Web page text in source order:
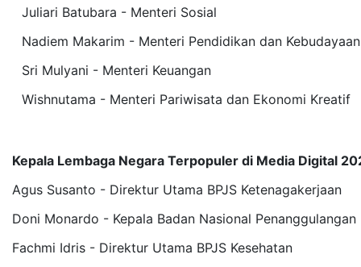
Juliari Batubara - Menteri Sosial
Nadiem Makarim - Menteri Pendidikan dan Kebudayaan
Sri Mulyani - Menteri Keuangan
Wishnutama - Menteri Pariwisata dan Ekonomi Kreatif
Kepala Lembaga Negara Terpopuler di Media Digital
Agus Susanto - Direktur Utama BPJS Ketenagakerjaan
Doni Monardo - Kepala Badan Nasional Penanggulangan
Fachmi Idris - Direktur Utama BPJS Kesehatan